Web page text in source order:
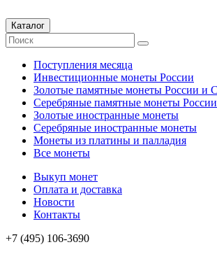
Каталог
Поступления месяца
Инвестиционные монеты России
Золотые памятные монеты России и
Серебряные памятные монеты
Золотые иностранные монеты
Серебряные иностранные монеты
Монеты из платины и палладия
Все монеты
Выкуп монет
Оплата и доставка
Новости
Контакты
+7 (495) 106-3690